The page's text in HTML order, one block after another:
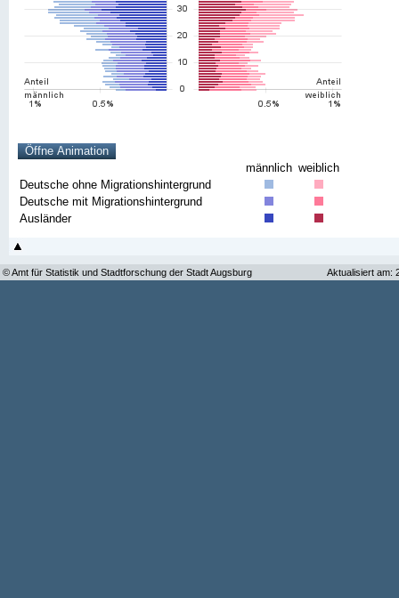
männlich weiblich
Deutsche ohne Migrationshintergrund
Deutsche mit Migrationshintergrund
Ausländer
© Amt für Statistik und Stadtforschung der Stadt Augsburg Aktualisiert am: